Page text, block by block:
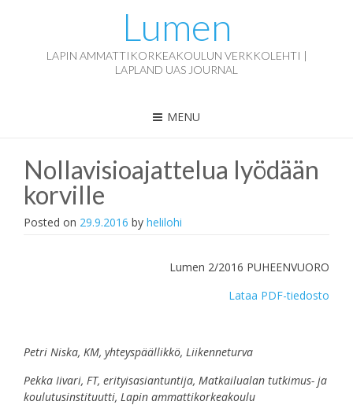
Lumen
LAPIN AMMATTIKORKEAKOULUN VERKKOLEHTI |
LAPLAND UAS JOURNAL
MENU
Nollavisioajattelua lyödään
korville
Posted on 29.9.2016 by helilohi
Lumen 2/2016 PUHEENVUORO
Lataa PDF-tiedosto
Petri Niska, KM, yhteyspäällikkö, Liikenneturva
Pekka Iivari, FT, erityisasiantuntija, Matkailualan tutkimus- ja
koulutusinstituutti, Lapin ammattikorkeakoulu